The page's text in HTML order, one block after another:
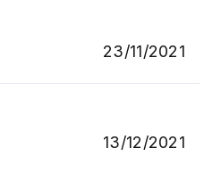
23/11/2021
13/12/2021